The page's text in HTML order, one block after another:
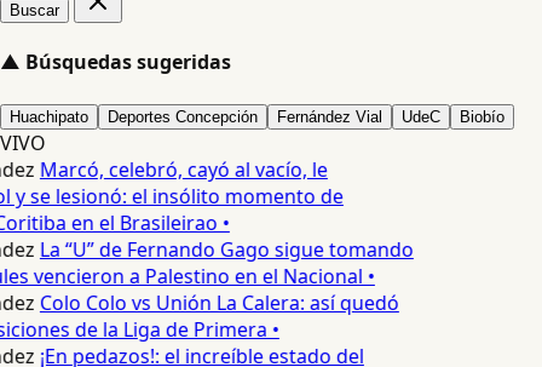
Buscar
▲ Búsquedas sugeridas
Huachipato Deportes Concepción Fernández Vial UdeC Biobío
VIVO
Marcó, celebró, cayó al vacío, le
y se lesionó: el insólito momento de
en el Brasileirao •
La “U” de Fernando Gago sigue tomando
vencieron a Palestino en el Nacional •
Colo Colo vs Unión La Calera: así quedó
de la Liga de Primera •
¡En pedazos!: el increíble estado del